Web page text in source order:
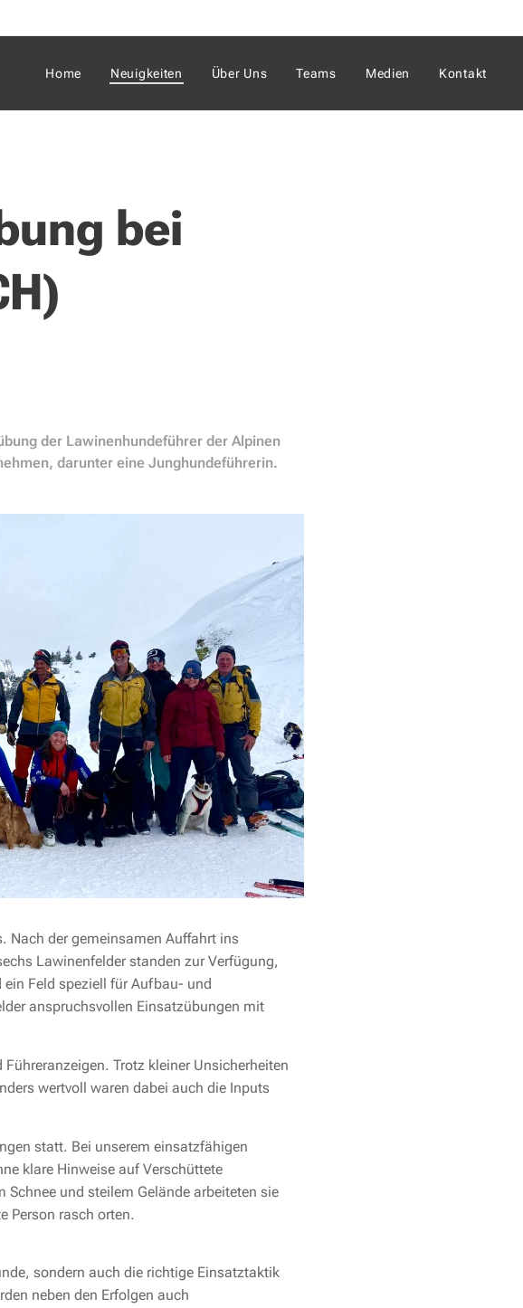
Home Neuigkeiten Über Uns Teams Medien Kontakt
bei
der Lawinenhundeführer der Alpinen
darunter eine Junghundeführerin.
Nach der gemeinsamen Auffahrt ins
Lawinenfelder standen zur Verfügung,
Feld speziell für Aufbau- und
anspruchsvollen Einsatzübungen mit
Trotz kleiner Unsicherheiten
wertvoll waren dabei auch die Inputs
statt. Bei unserem einsatzfähigen
klare Hinweise auf Verschüttete
und steilem Gelände arbeiteten sie
Person rasch orten.
sondern auch die richtige Einsatztaktik
neben den Erfolgen auch